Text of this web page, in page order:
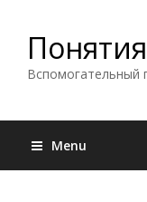
Вспомогательный
Menu